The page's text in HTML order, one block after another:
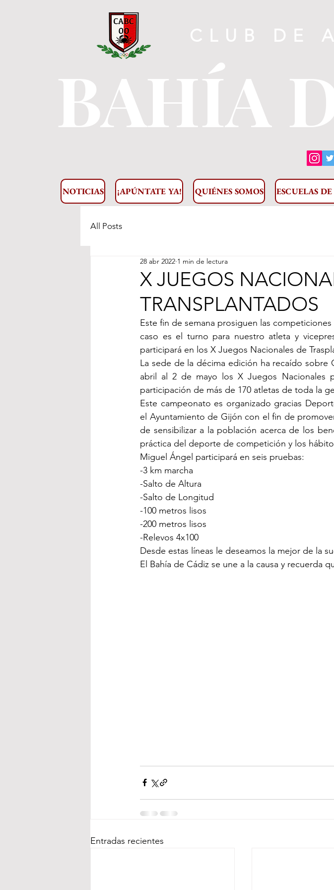
CLUB DE
BAHÍA
NOTICIAS ¡APÚNTATE YA! QUIÉNES SOMOS ESCUELAS
All Posts
X JUEGOS
TRANSPLANTADOS
28 abr 2022 1 min de lectura
Este fin de semana prosiguen las
caso es el turno para nuestro atleta y
participará en los X Juegos Nacionales de
La sede de la décima edición ha recaído sobre
abril al 2 de mayo los X Juegos Nacionales
participación de más de 170 atletas de toda la
Este campeonato es organizado gracias
el Ayuntamiento de Gijón con el fin de
de sensibilizar a la población acerca de los
práctica del deporte de competición y los
Miguel Ángel participará en seis pruebas:
-3 km marcha
-Salto de Altura
-Salto de Longitud
-100 metros lisos
-200 metros lisos
-Relevos 4x100
Desde estas líneas le deseamos la mejor de la
El Bahía de Cádiz se une a la causa y recuerda
Entradas recientes